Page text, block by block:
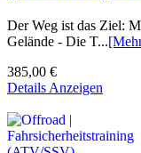
Der Weg ist das Ziel:
Gelände - Die T...
385,00 €
Details Anzeigen